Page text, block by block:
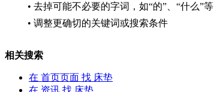
家具
饰品
• 去掉可能不必要的字词，如“的”、“什么”等
• 调整更确切的关键词或搜索条件
相关搜索
在 首页页面 找 床垫
在 资讯 找 床垫